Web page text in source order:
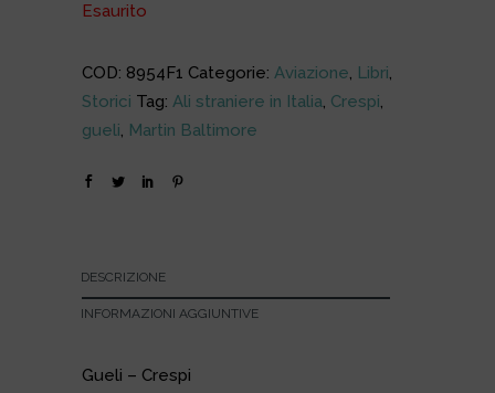
Esaurito
COD: 8954F1 Categorie: Aviazione, Libri,
Storici Tag: Ali straniere in Italia, Crespi,
gueli, Martin Baltimore
DESCRIZIONE
INFORMAZIONI AGGIUNTIVE
Gueli – Crespi